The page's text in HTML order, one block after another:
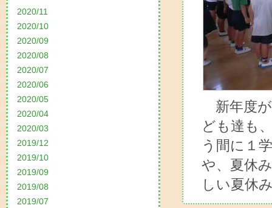
2020/11
2020/10
2020/09
2020/08
2020/07
2020/06
2020/05
2020/04
2020/03
2019/12
2019/10
2019/09
2019/08
2019/07
新年度が
ども達も
う間に１
や、夏休
しい夏休